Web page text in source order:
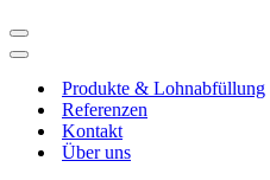
Navigations-
Menü
Navigations-
Produkte & Lohnabfüllung
Referenzen
Kontakt
Über uns